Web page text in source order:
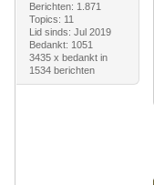
Berichten: 1.871
Topics: 11
Lid sinds: Jul 2019
Bedankt: 1051
3435 x bedankt in
1534 berichten